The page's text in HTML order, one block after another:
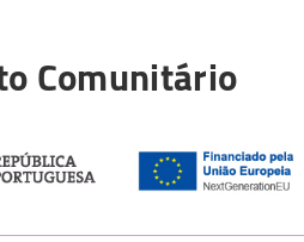
Comunitário